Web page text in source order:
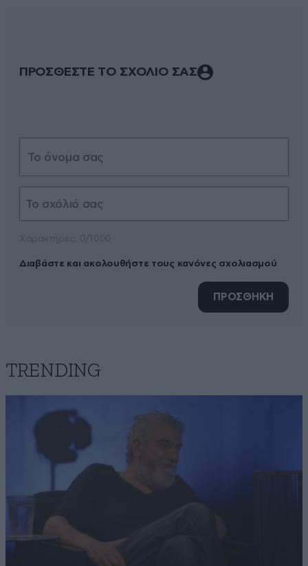
ΠΡΟΣΘΕΣΤΕ ΤΟ ΣΧΟΛΙΟ ΣΑΣ
Διαβάστε και ακολουθήστε τους κανόνες σχολιασμού
ΠΡΟΣΘΗΚΗ
TRENDING